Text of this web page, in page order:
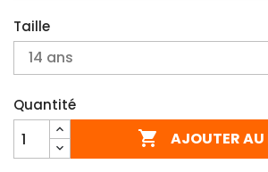
Taille
Quantité
 AJOUTER AU